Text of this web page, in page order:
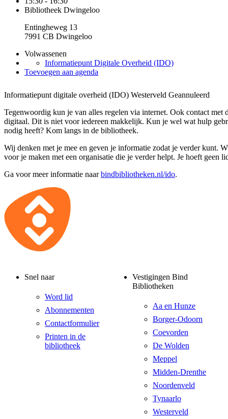
Bibliotheek Dwingeloo
Entingheweg 13
7991 CB Dwingeloo
Volwassenen
Informatiepunt Digitale Overheid (IDO)
Toevoegen aan agenda
Informatiepunt digitale overheid (IDO) Westerveld Geannuleerd
Tegenwoordig kun je van alles regelen via internet. Ook contact met
digitaal. Dit is niet voor iedereen makkelijk. Kun je wel wat hulp
nodig heeft? Kom langs in de bibliotheek.
Wij denken met je mee en geven je informatie zodat je verder kunt.
voor je maken met een organisatie die je verder helpt. Je hoeft geen
Ga voor meer informatie naarbindbibliotheken.nl/ido.
Snel naar
Word lid
Abonnementen
Contactformulier
Printen in de
bibliotheek
Vestigingen Bind
Bibliotheken
Aa en Hunze
Borger-Odoorn
Coevorden
De Wolden
Meppel
Midden-Drenthe
Noordenveld
Tynaarlo
Westerveld